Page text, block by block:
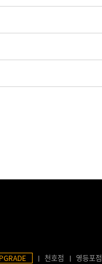
천호점 영등포점